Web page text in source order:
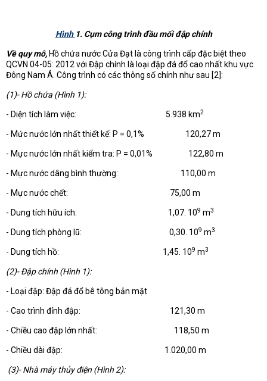
Hình 1. Cụm công trình đầu mối đập chính
Về quy mô, Hồ chứa nước Cửa Đạt là công trình cấp đặc biệt theo
QCVN 04-05: 2012 với Đập chính là loại đập đá đổ cao nhất khu vực
Đông Nam Á. Công trình có các thông số chính như sau [2]:
(1)- Hồ chứa (Hình 1):
- Diện tích làm việc: 5.938 km2
- Mức nước lớn nhất thiết kế: P = 0,1% 120,27 m
- Mực nước lớn nhất kiểm tra: P = 0,01% 122,80 m
- Mực nước dâng bình thường: 110,00 m
- Mực nước chết: 75,00 m
- Dung tích hữu ích: 1,07. 109 m3
- Dung tích phòng lũ: 0,30. 109 m3
- Dung tích hồ: 1,45. 109 m3
(2)- Đập chính (Hình 1):
- Loại đập: Đập đá đổ bê tông bản mặt
- Cao trình đỉnh đập: 121,30 m
- Chiều cao đập lớn nhất: 118,50 m
- Chiều dài đập: 1.020,00 m
(3)- Nhà máy thủy điện (Hình 2):